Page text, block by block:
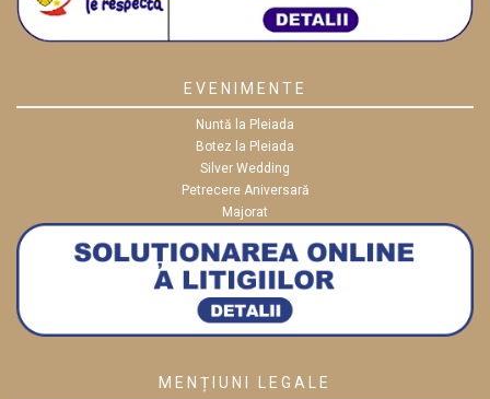
EVENIMENTE
Nuntă la Pleiada
Botez la Pleiada
Silver Wedding
Petrecere Aniversară
Majorat
MENȚIUNI LEGALE